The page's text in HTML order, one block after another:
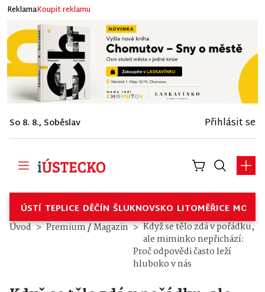
ReklamaKoupit reklamu
So 8. 8., Soběslav Přihlásit se
ÚSTÍ TEPLICE DĚČÍN ŠLUKNOVSKO LITOMĚŘICE
Úvod Premium/Magazin
Když se tělo zdá v pořádku,
ale miminko nepřichází:
Proč odpovědi často leží
hluboko v nás